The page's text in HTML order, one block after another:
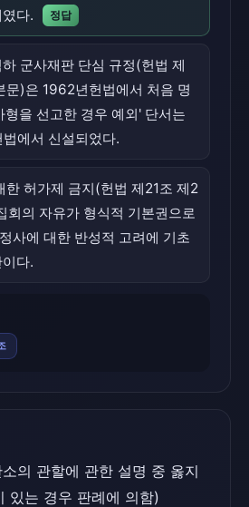
다.
정답
군사재판 단심 규정(헌법 제
문)은 1962년헌법에서 처음 명
형을 선고한 경우 예외' 단서는
에서 신설되었다.
한 허가제 금지(헌법 제21조 제2
회의 자유가 형식적 기본권으로
사에 대한 반성적 고려에 기초
다.
의 관할에 관한 설명 중 옳지
있는 경우 판례에 의함)